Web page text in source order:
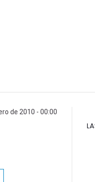
de 2010 - 00:00